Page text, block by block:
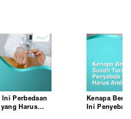
Perbedaan
Harus
Kenapa
Ini Penyebab